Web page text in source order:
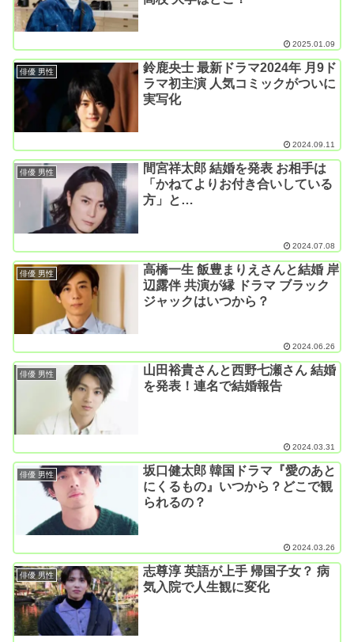
2025.01.09
俳優 男性
鈴鹿央士 最新ドラマ2024年 月9ド
ラマ初主演 人気コミックがついに
実写化
2024.09.11
俳優 男性
間宮祥太郎 結婚を発表 お相手は
「かねてよりお付き合いしている
方」と…
2024.07.08
俳優 男性
高橋一生 飯豊まりえさんと結婚 岸
辺露伴 共演が縁 ドラマ ブラック
ジャックはいつから？
2024.06.26
俳優 男性
山田裕貴さんと西野七瀬さん 結婚
を発表！連名で結婚報告
2024.03.31
俳優 男性
坂口健太郎 韓国ドラマ『愛のあと
にくるもの』いつから？どこで観
られるの？
2024.03.26
俳優 男性
志尊淳 英語が上手 帰国子女？ 病
気入院で人生観に変化